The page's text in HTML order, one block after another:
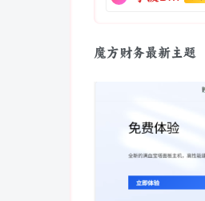
魔方财务最新主题